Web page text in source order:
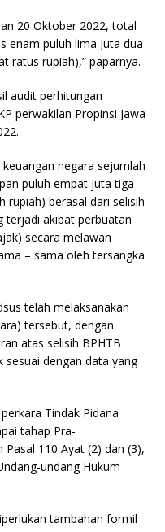
20 Oktober 2022, total
enam puluh lima Juta dua
ratus rupiah),” paparnya.
audit perhitungan
perwakilan Propinsi Jawa
negara sejumlah
puluh empat juta tiga
rupiah) berasal dari selisih
terjadi akibat perbuatan
secara melawan
– sama oleh tersangka
telah melaksanakan
tersebut, dengan
atas selisih BPHTB
dengan data yang
Tindak Pidana
tahap Pra-
110 Ayat (2) dan (3),
undang Hukum
tambahan formil